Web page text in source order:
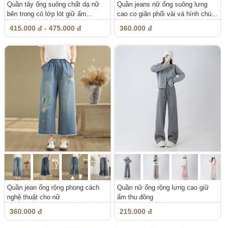
Quần tây ống suông chất dạ nữ
bên trong có lớp lót giữ ấm...
415.000 đ - 475.000 đ
Quần jeans nữ ống suông lưng
cao co giãn phối vải vá hình chú...
360.000 đ
Quần jean ống rộng phong cách
nghệ thuật cho nữ
360.000 đ
Quần nữ ống rộng lưng cao giữ
ấm thu đông
215.000 đ